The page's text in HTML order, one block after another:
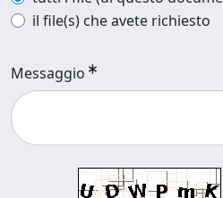
il file(s) che avete richiesto
Messaggio